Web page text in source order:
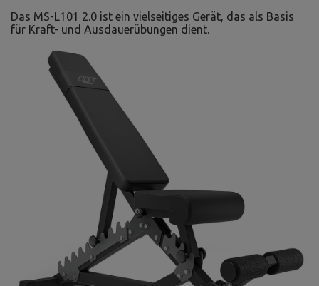
Das MS-L101 2.0 ist ein vielseitiges Gerät, das als Basis
für Kraft- und Ausdauerübungen dient.